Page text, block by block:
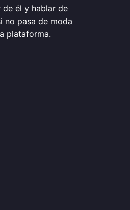
él y hablar de
no pasa de moda
plataforma.